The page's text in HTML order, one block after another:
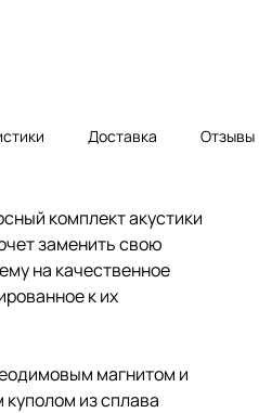
Доставка Отзывы
комплект акустики
заменить свою
на качественное
к их
магнитом и
из сплава